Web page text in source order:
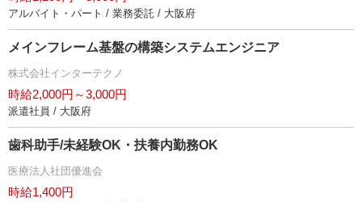
アルバイト・パート / 業務委託 / 大阪府
メインフレーム基盤の構築システムエンジニア
株式会社インターテクノ
時給2,000円～3,000円
派遣社員 / 大阪府
歯科助手/未経験OK・扶養内勤務OK
医療法人社団優進会
時給1,400円